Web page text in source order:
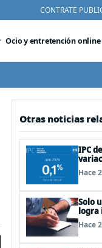
CONTRATE
Ocio y entretención online
Otras noticias
IPC
Hace
Solo
logra
la
Hace